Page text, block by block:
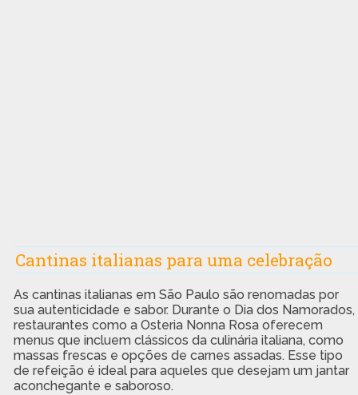
Cantinas italianas para uma celebração
As cantinas italianas em São Paulo são renomadas por
sua autenticidade e sabor. Durante o Dia dos Namorados,
restaurantes como a Osteria Nonna Rosa oferecem
menus que incluem clássicos da culinária italiana, como
massas frescas e opções de carnes assadas. Esse tipo
de refeição é ideal para aqueles que desejam um jantar
aconchegante e saboroso.